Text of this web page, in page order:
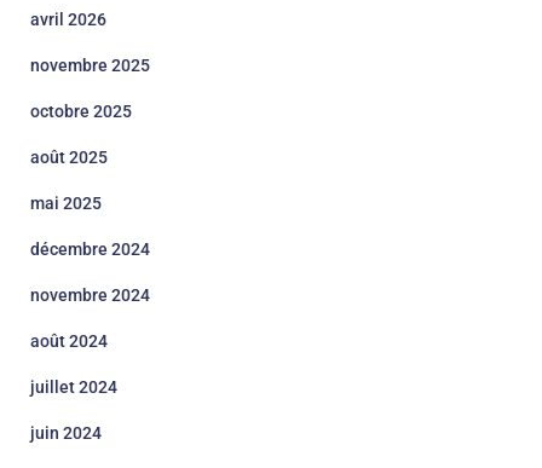
avril 2026
novembre 2025
octobre 2025
août 2025
mai 2025
décembre 2024
novembre 2024
août 2024
juillet 2024
juin 2024